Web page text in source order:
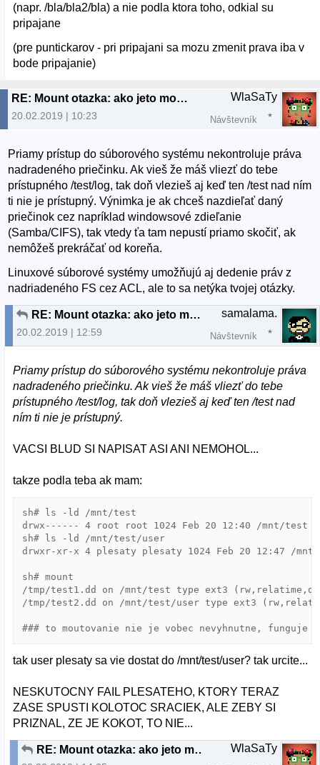
(napr. /bla/bla2/bla) a nie podla ktora toho, odkial su
pripajane
(pre puntickarov - pri pripajani sa mozu zmenit prava iba v
bode pripajanie)
RE: Mount otazka: ako jeto mozne?
20.02.2019 | 10:23
WlaSaTy
Návštevník
Priamy prístup do súborového systému nekontroluje práva
nadradeného priečinku. Ak vieš že máš vliezť do tebe
prístupného /test/log, tak doň vlezieš aj keď ten /test nad ním
ti nie je prístupný. Výnimka je ak chceš nazdieľať daný
priečinok cez napríklad windowsové zdieľanie
(Samba/CIFS), tak vtedy ťa tam nepustí priamo skočiť, ak
nemôžeš prekráčať od koreňa.
Linuxové súborové systémy umožňujú aj dedenie práv z
nadriadeného FS cez ACL, ale to sa netýka tvojej otázky.
RE: Mount otazka: ako jeto mozne?
20.02.2019 | 12:59
samalama.
Návštevník
Priamy prístup do súborového systému nekontroluje práva
nadradeného priečinku. Ak vieš že máš vliezť do tebe
prístupného /test/log, tak doň vlezieš aj keď ten /test nad
ním ti nie je prístupný.
VACSI BLUD SI NAPISAT ASI ANI NEMOHOL...
takze podla teba ak mam:
sh# ls -ld /mnt/test
drwx------ 4 root root 1024 Feb 20 12:40 /mnt/test
sh# ls -ld /mnt/test/user
drwxr-xr-x 4 plesaty plesaty 1024 Feb 20 12:47 /
sh# mount
/tmp/test1.dd on /mnt/test type ext3
/tmp/test2.dd on /mnt/test/user type ext3
tak user plesaty sa vie dostat do /mnt/test/user? tak urcite...
NESKUTOCNY FAIL PLESATEHO, KTORY TERAZ
ZASE SPUSTI KOLOTOC SRACIEK, ALE ZEBY SI
PRIZNAL, ZE JE KOKOT, TO NIE...
RE: Mount otazka: ako jeto mozne? WlaSaTy